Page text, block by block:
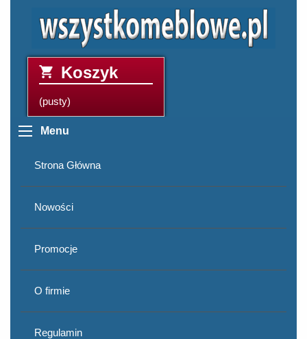
Koszyk
(pusty)
Menu
Strona Główna
Nowości
Promocje
O firmie
Regulamin